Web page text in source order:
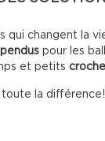
qui changent la
pour les
et petits
la différence!